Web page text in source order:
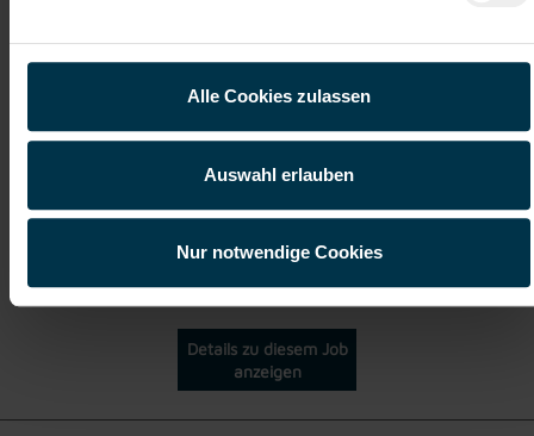
Alle Cookies zulassen
Auswahl erlauben
Nur notwendige Cookies
ab EUR 3.531,57
Kapfenberg
Details zu diesem Job
anzeigen